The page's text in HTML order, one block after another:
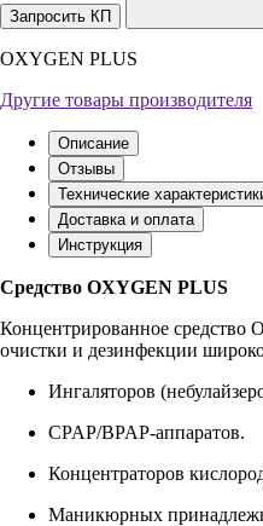
Запросить КП
OXYGEN PLUS
Другие товары производителя
Описание
Отзывы
Технические
Доставка и оплата
Инструкция
Средство OXYGEN PLUS
Концентрированное средство
очистки и дезинфекции
Ингаляторов
CPAP/BPAP-аппаратов.
Концентраторов
Маникюрных